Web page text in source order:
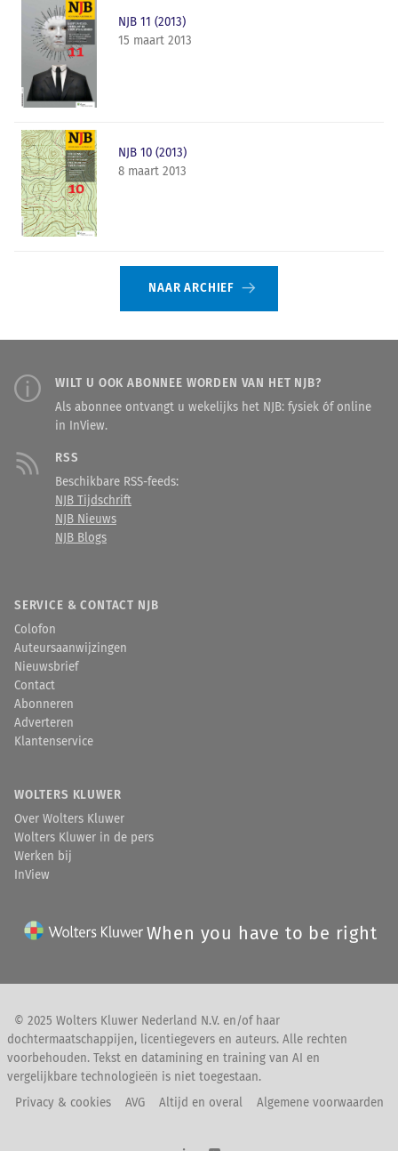
NJB 11 (2013)
15 maart 2013
NJB 10 (2013)
8 maart 2013
NAAR ARCHIEF
WILT U OOK ABONNEE WORDEN VAN HET NJB?
Als abonnee ontvangt u wekelijks het NJB: fysiek óf online
in InView.
RSS
Beschikbare RSS-feeds:
NJB Tijdschrift
NJB Nieuws
NJB Blogs
SERVICE & CONTACT NJB
Colofon
Auteursaanwijzingen
Nieuwsbrief
Contact
Abonneren
Adverteren
Klantenservice
WOLTERS KLUWER
Over Wolters Kluwer
Wolters Kluwer in de pers
Werken bij
InView
When you have to be right
© 2025 Wolters Kluwer Nederland N.V. en/of haar
dochtermaatschappijen, licentiegevers en auteurs. Alle rechten
voorbehouden. Tekst en datamining en training van AI en
vergelijkbare technologieën is niet toegestaan.
Privacy & cookies
AVG Altijd en overal Algemene voorwaarden